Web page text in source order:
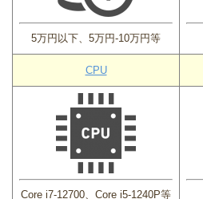
5万円以下、5万円-10万円等
CPU
Core i7-12700、Core i5-1240P等